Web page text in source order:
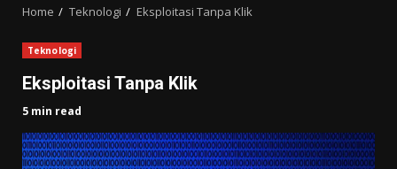
Home Teknologi Eksploitasi Tanpa Klik
Teknologi
Eksploitasi Tanpa Klik
5 min read